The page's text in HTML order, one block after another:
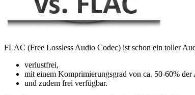
FLAC (Free Lossless Audio Codec) ist schon ein toller
verlustfrei,
mit einem Komprimierungsgrad von ca. 50-60% der
und zudem frei verfügbar.